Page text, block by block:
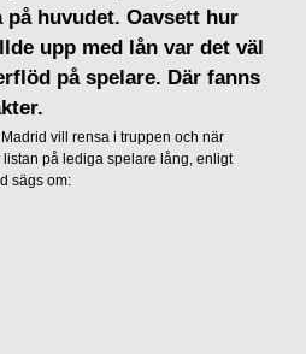
på huvudet. Oavsett hur
upp med lån var det väl
på spelare. Där fanns
vill rensa i truppen och när
på lediga spelare lång, enligt
sägs om: